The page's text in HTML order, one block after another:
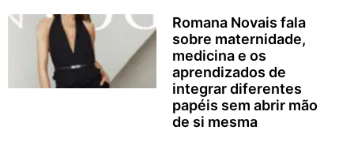
Romana Novais fala
sobre maternidade,
medicina e os
aprendizados de
integrar diferentes
papéis sem abrir mão
de si mesma